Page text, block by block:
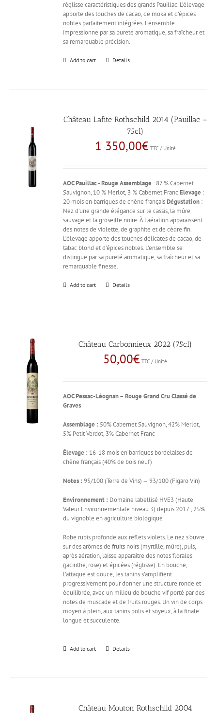
réglisse caractéristiques des grands Pauillac. L’élevage
apporte des touches de cacao, de moka et d’épices
nobles parfaitement intégrées. L’ensemble
impressionne par sa pureté aromatique, sa fraîcheur et
sa remarquable précision.
Add to cart Details
Château Lafite Rothschild 2014 (Pauillac –
75cl)
1 350,00€ TTC / Unité
AOC Pauillac - Rouge Assemblage : 87 % Cabernet
Sauvignon, 10 % Merlot, 3 % Cabernet FrancElevage :
20 mois en barriques de chêne françaisDégustation :
Nez d’une grande élégance sur le cassis, la mûre
sauvage et la groseille noire. À l’aération apparaissent
des notes de violette, de graphite et de cèdre fin.
L’élevage apporte des touches délicates de cacao, de
tabac blond et d’épices nobles. L’ensemble se
distingue par sa pureté aromatique, sa fraîcheur et sa
remarquable finesse.
Add to cart Details
Château Carbonnieux 2022 (75cl)
50,00€ TTC / Unité
AOC Pessac-Léognan – Rouge Grand Cru Classé de
Graves
Assemblage : 50% Cabernet Sauvignon, 42% Merlot,
5% Petit Verdot, 3% Cabernet Franc
Élevage : 16-18 mois en barriques bordelaises de
chêne français (40% de bois neuf)
Notes : 95/100 (Terre de Vins) — 93/100 (Figaro Vin)
Environnement : Domaine labellisé HVE3 (Haute
Valeur Environnementale niveau 3) depuis 2017 ; 25%
du vignoble en agriculture biologique
Robe rubis profonde aux reflets violets. Le nez s'ouvre
sur des arômes de fruits noirs (myrtille, mûre), puis,
après aération, laisse apparaître des notes florales
(jacinthe, rose) et épicées (réglisse). En bouche,
l'attaque est douce, les tanins s'amplifient
progressivement pour donner une structure ronde et
équilibrée, avec un milieu de bouche vif porté par des
notes de muscade et de fruits rouges. Un vin de corps
moyen à plein, aux tanins polis et soyeux, à la finale
longue et succulente.
Add to cart Details
Château Mouton Rothschild 2004